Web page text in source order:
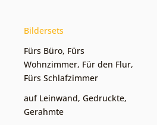
Bildersets
Fürs Büro, Fürs
Wohnzimmer, Für den Flur,
Fürs Schlafzimmer
auf Leinwand, Gedruckte,
Gerahmte